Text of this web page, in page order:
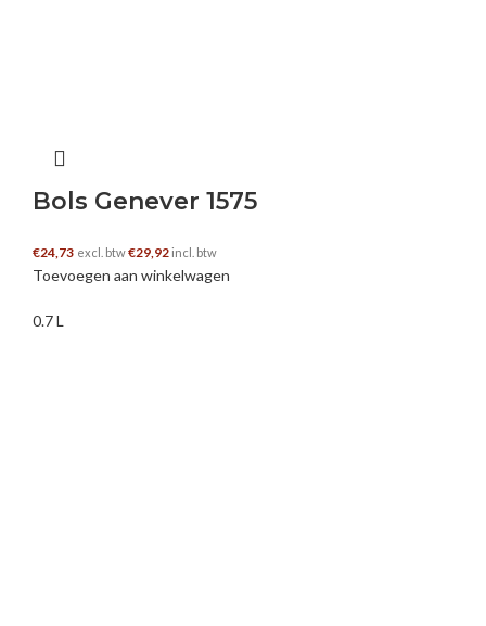
Bols Genever 1575
€24,73 excl. btw€29,92 incl. btw
Toevoegen aan winkelwagen
0.7 L